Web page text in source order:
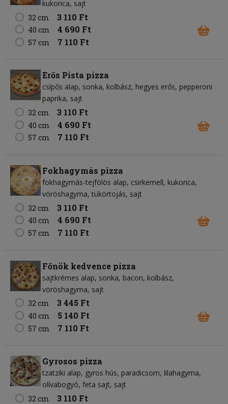
kukorica sajt
32 cm
3 110 Ft
40 cm 4 690 Ft
57 cm 7 110 Ft
Erős Pista pizza
csípős alap sonka kolbász hegyes erős pepperoni
paprika sajt
32 cm
3 110 Ft
40 cm 4 690 Ft
57 cm 7 110 Ft
Fokhagymás pizza
fokhagymás-tejfölös alap csirkemell kukorica
vöröshagyma tükörtojás sajt
32 cm
3 110 Ft
40 cm 4 690 Ft
57 cm 7 110 Ft
Főnök kedvence pizza
sajtkrémes alap sonka bacon kolbász
vöröshagyma sajt
32 cm
3 445 Ft
40 cm 5 140 Ft
57 cm 7 110 Ft
Gyrosos pizza
tzatziki alap gyros hús paradicsom lilahagyma
olívabogyó feta sajt sajt
32 cm
3 110 Ft